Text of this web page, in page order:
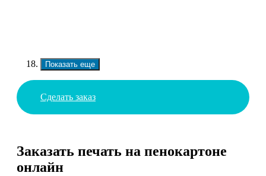
Показать еще
Сделать заказ
Заказать печать на пенокартоне
онлайн